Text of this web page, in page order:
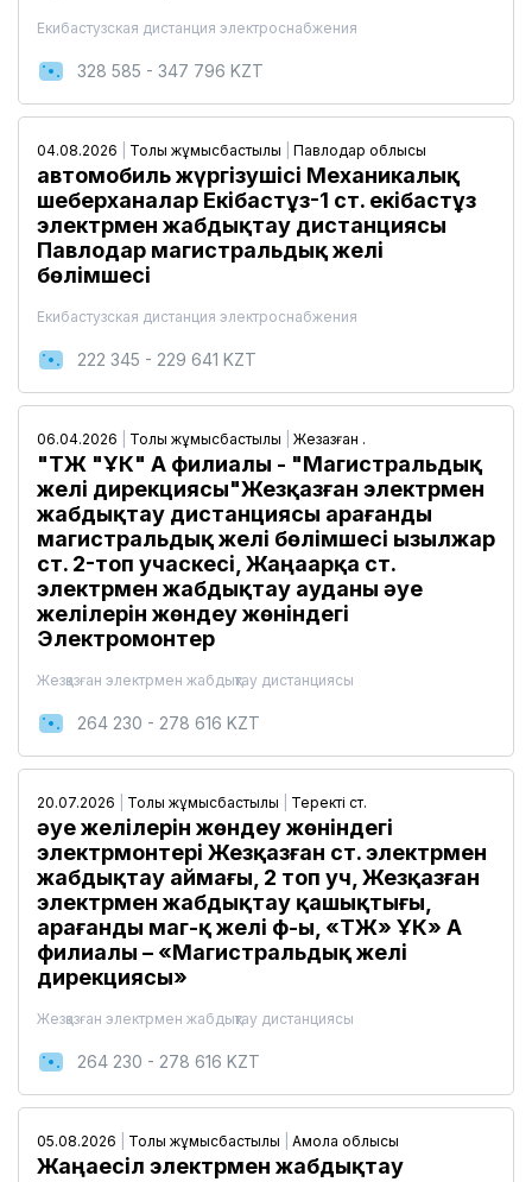
Екибастузская дистанция электроснабжения
328 585 - 347 796 KZT
04.08.2026 Толық жұмысбастылық Павлодар облысы
автомобиль жүргізушісі Механикалық
шеберханалар Екібастұз-1 ст. екібастұз
электрмен жабдықтау дистанциясы
Павлодар магистральдық желі
бөлімшесі
Екибастузская дистанция электроснабжения
222 345 - 229 641 KZT
06.04.2026 Толық жұмысбастылық Жезқазған қ.
"ҚТЖ "ҰК" АҚ филиалы - "Магистральдық
желі дирекциясы"Жезқазған электрмен
жабдықтау дистанциясы Қарағанды
магистральдық желі бөлімшесі Қызылжар
ст. 2-топ учаскесі, Жаңаарқа ст.
электрмен жабдықтау ауданы әуе
желілерін жөндеу жөніндегі
Электромонтер
Жезқазған электрмен жабдықтау дистанциясы
264 230 - 278 616 KZT
20.07.2026 Толық жұмысбастылық Теректі ст.
әуе желілерін жөндеу жөніндегі
электрмонтері Жезқазған ст. электрмен
жабдықтау аймағы, 2 топ уч, Жезқазған
электрмен жабдықтау қашықтығы,
Қарағанды маг-қ желі ф-ы, «ҚТЖ» ҰК» АҚ
филиалы – «Магистральдық желі
дирекциясы»
Жезқазған электрмен жабдықтау дистанциясы
264 230 - 278 616 KZT
05.08.2026 Толық жұмысбастылық Ақмола облысы
Жаңаесіл электрмен жабдықтау